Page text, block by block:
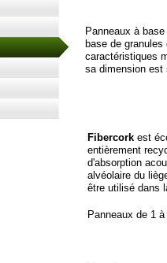
Panneaux à
base de
caractéristiques
sa dimension est
Fibercork est
entièrement
d'absorption
alvéolaire du
être utilisé dans
Panneaux de 1